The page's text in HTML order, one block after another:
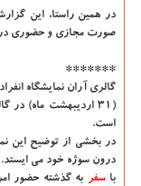
در همین راستا، این
صورت مجازی و حضوری در
*******
گالری آران نمایشگاه
است.
در بخشی از توضیح این
درون سوژه خود می ایستد.
باسفر به گذشته حضور